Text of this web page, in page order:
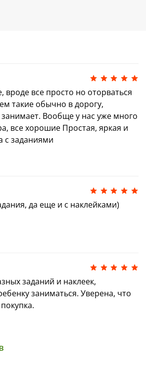
вроде все просто но оторваться
такие обычно в дорогу,
Вообще у нас уже много
все хорошие Простая, яркая и
с заданиями
да еще и с наклейками)
заданий и наклеек,
заниматься. Уверена, что